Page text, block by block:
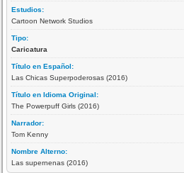
Estudios:
Cartoon Network Studios
Tipo:
Caricatura
Título en Español:
Las Chicas Superpoderosas (2016)
Título en Idioma Original:
The Powerpuff Girls (2016)
Narrador:
Tom Kenny
Nombre Alterno:
Las supernenas (2016)